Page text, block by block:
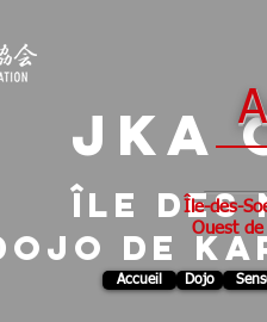
JKA
Île des
DE
Île-des-
Ouest de
Accueil Dojo